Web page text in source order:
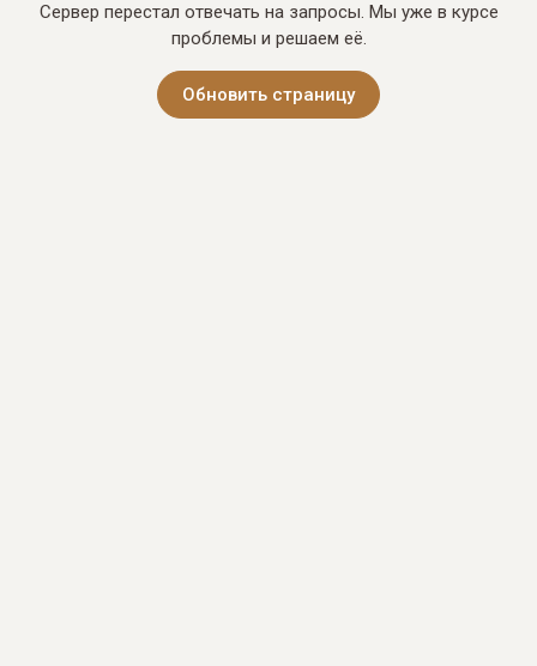
Сервер перестал отвечать на запросы. Мы уже в курсе
проблемы и решаем её.
Обновить страницу